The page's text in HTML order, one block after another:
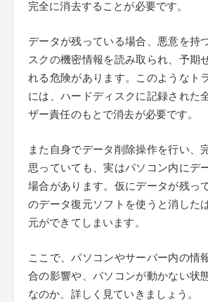
完全に消去することが必要です。
データが残っている場合、悪意を持
スクの機密情報を読み取られ、予期
れる危険があります。このようなト
には、ハードディスクに記録された
ザー責任のもとで消去が必要です。
また自身でデータ削除操作を行い、
思っていても、実はパソコン内にデ
場合があります。仮にデータが残っ
のデータ復元ソフトを使うと消した
元ができてしまいます。
ここで、パソコンやサーバー内の情
合の影響や、パソコンが動かない状
なのか、詳しく見ていきましょう。